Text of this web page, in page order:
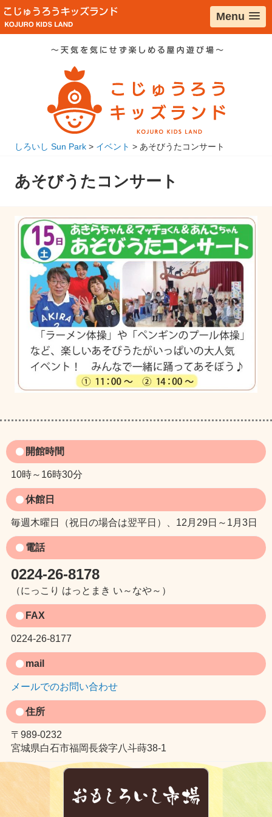
Menu
コ
ン
テ
しろいし Sun Park > イベント > あそびうたコンサート
あそびうたコンサート
開館時間
10時～16時30分
休館日
毎週木曜日（祝日の場合は翌平日）、12月29日～1月3日
電話
0224-26-8178
（にっこり はっとまき い～なや～）
FAX
0224-26-8177
mail
メールでのお問い合わせ
住所
〒989-0232
宮城県白石市福岡長袋字八斗蒔38-1